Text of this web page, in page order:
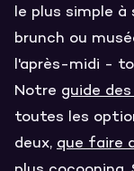
le plus simple à
brunch ou
l'après-midi -
Notre guide
toutes les
deux, que faire